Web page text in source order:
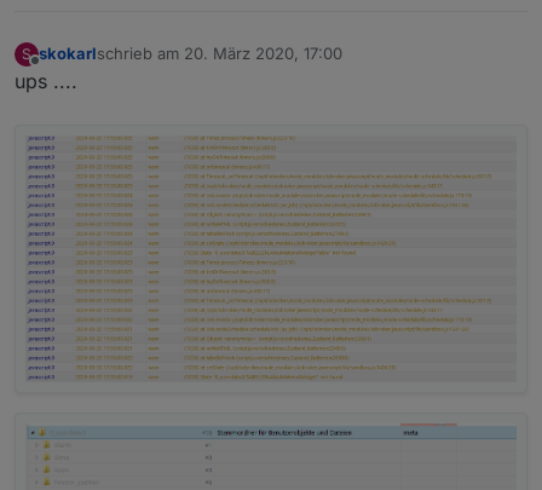
S skokarlschrieb am 20. März 2020, 17:00
zuletzt editiert von
ups ....